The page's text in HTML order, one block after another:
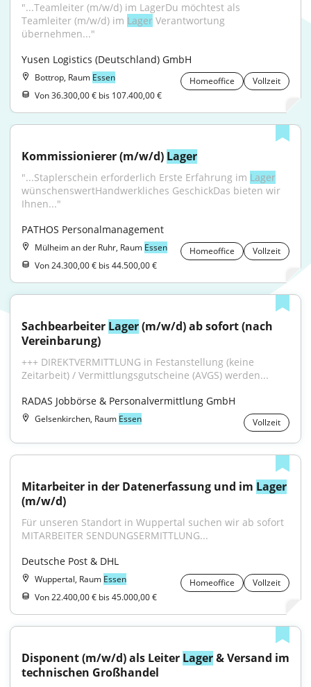
"...Teamleiter (m/w/d) im LagerDu möchtest als
Teamleiter (m/w/d) im Lager Verantwortung
übernehmen..."
Yusen Logistics (Deutschland) GmbH
Bottrop, Raum Essen Homeoffice
Vollzeit
Von 36.300,00 € bis 107.400,00 €
Kommissionierer (m/w/d) Lager
"...Staplerschein erforderlich Erste Erfahrung im Lager
wünschenswertHandwerkliches GeschickDas bieten wir
Ihnen..."
PATHOS Personalmanagement
Mülheim an der Ruhr, Raum Essen Homeoffice
Vollzeit
Von 24.300,00 € bis 44.500,00 €
Sachbearbeiter Lager (m/w/d) ab sofort (nach
Vereinbarung)
+++ DIREKTVERMITTLUNG in Festanstellung (keine
Zeitarbeit) / Vermittlungsgutscheine (AVGS) werden...
RADAS Jobbörse & Personalvermittlung GmbH
Gelsenkirchen, Raum Essen Vollzeit
Mitarbeiter in der Datenerfassung und im Lager
(m/w/d)
Für unseren Standort in Wuppertal suchen wir ab sofort
MITARBEITER SENDUNGSERMITTLUNG...
Deutsche Post & DHL
Wuppertal, Raum Essen Homeoffice
Vollzeit
Von 22.400,00 € bis 45.000,00 €
Disponent (m/w/d) als Leiter Lager & Versand im
technischen Großhandel